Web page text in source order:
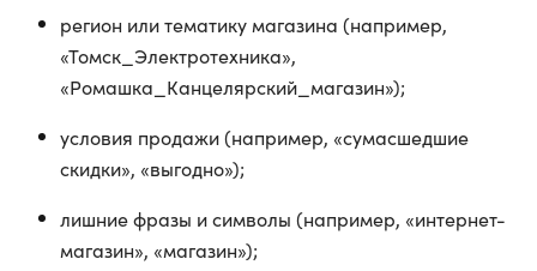
регион или тематику магазина (например,
«Томск_Электротехника»,
«Ромашка_Канцелярский_магазин»);
условия продажи (например, «сумасшедшие
скидки», «выгодно»);
лишние фразы и символы (например, «интернет-
магазин», «магазин»);